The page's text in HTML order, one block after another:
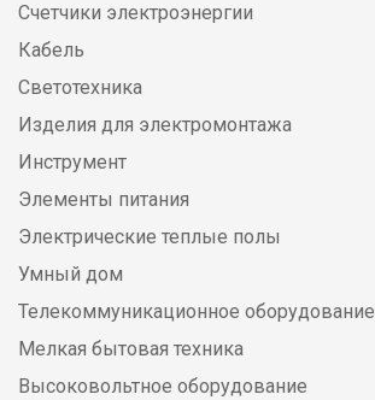
Счетчики электроэнергии
Кабель
Светотехника
Изделия для электромонтажа
Инструмент
Элементы питания
Электрические теплые полы
Умный дом
Телекоммуникационное оборудование
Мелкая бытовая техника
Высоковольтное оборудование